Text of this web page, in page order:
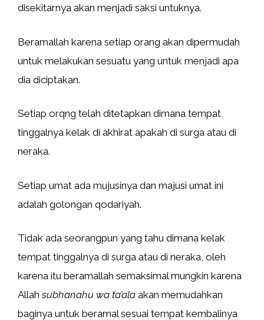
disekitarnya akan menjadi saksi untuknya.
Beramallah karena setiap orang akan dipermudah
untuk melakukan sesuatu yang untuk menjadi apa
dia diciptakan.
Setiap orqng telah ditetapkan dimana tempat
tinggalnya kelak di akhirat apakah di surga atau di
neraka.
Setiap umat ada mujusinya dan majusi umat ini
adalah golongan qodariyah.
Tidak ada seorangpun yang tahu dimana kelak
tempat tinggalnya di surga atau di neraka, oleh
karena itu beramallah semaksimal mungkin karena
Allahsubhanahu wa ta’ala akan memudahkan
baginya untuk beramal sesuai tempat kembalinya